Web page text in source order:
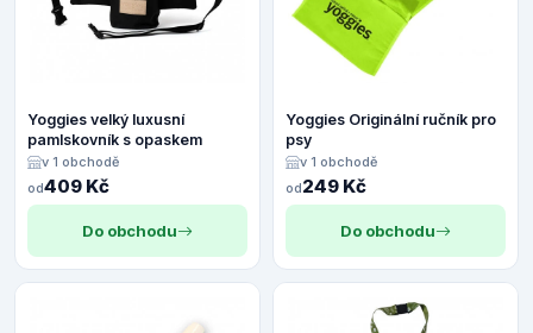
Yoggies velký luxusní
pamlskovník s opaskem
v 1 obchodě
od409 Kč
Do obchodu
Yoggies Originální ručník pro
psy
v 1 obchodě
od249 Kč
Do obchodu